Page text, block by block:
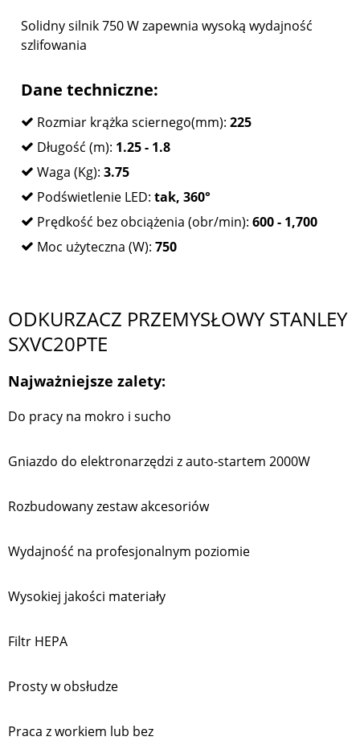
Solidny silnik 750 W zapewnia wysoką wydajność
szlifowania
Dane techniczne:
Rozmiar krążka sciernego(mm): 225
Długość (m): 1.25 - 1.8
Waga (Kg): 3.75
Podświetlenie LED: tak, 360°
Prędkość bez obciążenia (obr/min): 600 - 1,700
Moc użyteczna (W): 750
ODKURZACZ PRZEMYSŁOWY STANLEY
SXVC20PTE
Najważniejsze zalety:
Do pracy na mokro i sucho
Gniazdo do elektronarzędzi z auto-startem 2000W
Rozbudowany zestaw akcesoriów
Wydajność na profesjonalnym poziomie
Wysokiej jakości materiały
Filtr HEPA
Prosty w obsłudze
Praca z workiem lub bez